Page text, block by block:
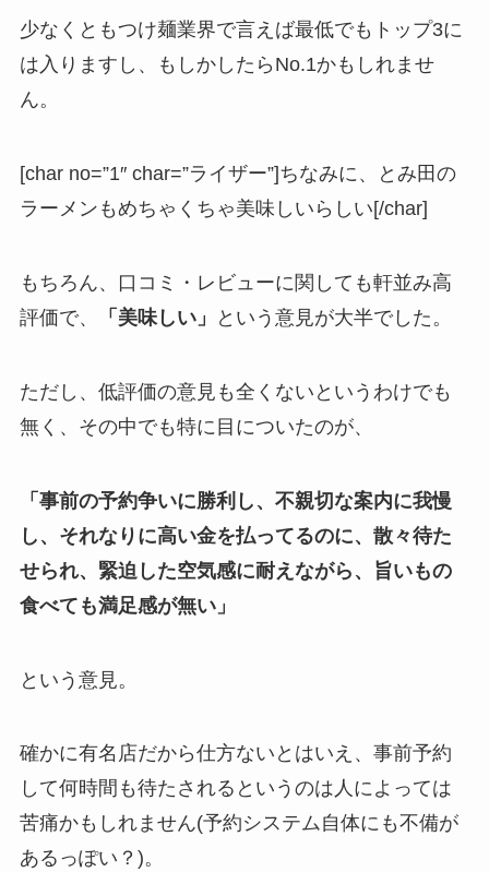
少なくともつけ麺業界で言えば最低でもトップ3に
は入りますし、もしかしたらNo.1かもしれませ
ん。
[char no=”1″ char=”ライザー”]ちなみに、とみ田の
ラーメンもめちゃくちゃ美味しいらしい[/char]
もちろん、口コミ・レビューに関しても軒並み高
評価で、
「美味しい」 という意見が大半でした。
ただし、低評価の意見も全くないというわけでも
無く、その中でも特に目についたのが、
「事前の予約争いに勝利し、不親切な案内に我慢
し、それなりに高い金を払ってるのに、散々待た
せられ、緊迫した空気感に耐えながら、旨いもの
食べても満足感が無い」
という意見。
確かに有名店だから仕方ないとはいえ、事前予約
して何時間も待たされるというのは人によっては
苦痛かもしれません(予約システム自体にも不備が
あるっぽい？)。